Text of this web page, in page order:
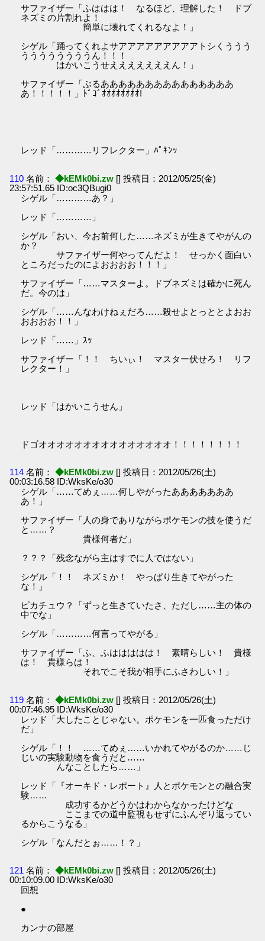
サファイザー「ふははは！ なるほど、理解した！ ドブ
ネズミの片割れよ！
簡単に壊れてくれるなよ！」
シゲル「踊ってくれよサアアアアアアアアアトシくううう
ううううううううん！！！
はかいこうせえええええええん！」
サファイザー「ぶるあああああああああああああああ
あ！！！！！」ﾄﾞｺﾞｵｵｵｵｵｵｵｵ!
レッド「…………リフレクター」ﾊﾟｷﾝｯ
110 名前： ◆kEMk0bi.zw [] 投稿日：2012/05/25(金)
23:57:51.65 ID:oc3QBugi0
シゲル「…………あ？」
レッド「…………」
シゲル「おい、今お前何した……ネズミが生きてやがんの
か？
サファイザー何やってんだよ！ せっかく面白い
ところだったのによおおおお！！！」
サファイザー「……マスターよ。ドブネズミは確かに死ん
だ。今のは」
シゲル「……んなわけねぇだろ……殺せよとっととよおお
おおおお！！」
レッド「……」ｽｯ
サファイザー「！！ ちいぃ！ マスター伏せろ！ リフ
レクター！」
レッド「はかいこうせん」
ドゴオオオオオオオオオオオオオオオ！！！！！！！！
114 名前： ◆kEMk0bi.zw [] 投稿日：2012/05/26(土)
00:03:16.58 ID:WksKe/o30
シゲル「……てめぇ……何しやがったあああああああ
あ！」
サファイザー「人の身でありながらポケモンの技を使うだ
と……？
貴様何者だ」
？？？「残念ながら主はすでに人ではない」
シゲル「！！ ネズミか！ やっぱり生きてやがった
な！」
ピカチュウ？「ずっと生きていたさ、ただし……主の体の
中でな」
シゲル「…………何言ってやがる」
サファイザー「ふ、ふははははは！ 素晴らしい！ 貴様
は！ 貴様らは！
それでこそ我が相手にふさわしい！」
119 名前： ◆kEMk0bi.zw [] 投稿日：2012/05/26(土)
00:07:46.95 ID:WksKe/o30
レッド「大したことじゃない。ポケモンを一匹食っただけ
だ」
シゲル「！！ ……てめぇ……いかれてやがるのか……じ
じいの実験動物を食うだと……
んなことしたら……」
レッド「『オーキド・レポート』人とポケモンとの融合実
験……
成功するかどうかはわからなかったけどな
ここまでの道中監視もせずにふんぞり返ってい
るからこうなる」
シゲル「なんだとぉ……！？」
121 名前： ◆kEMk0bi.zw [] 投稿日：2012/05/26(土)
00:10:09.00 ID:WksKe/o30
回想
●
カンナの部屋